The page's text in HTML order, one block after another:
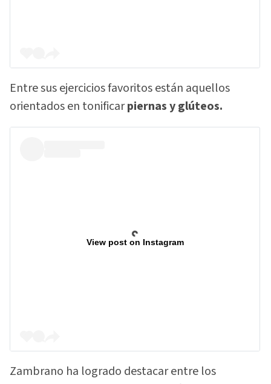
Entre sus ejercicios favoritos están aquellos
orientados en tonificarpiernas y glúteos.
View post on Instagram
Zambrano ha logrado destacar entre los